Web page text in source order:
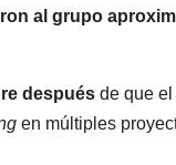
al grupo
después de que
en múltiples